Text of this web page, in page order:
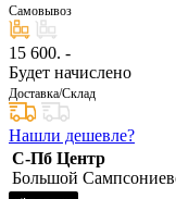
Самовывоз
15 600. -
Будет начислено
Доставка/Склад
Нашли дешевле?
С-Пб Центр
Большой